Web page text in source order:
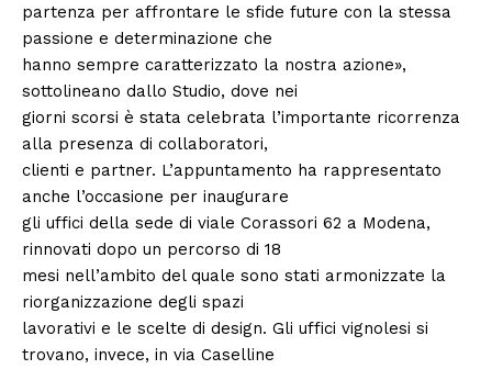
partenza per affrontare le sfide future con la stessa
passione e determinazione che
hanno sempre caratterizzato la nostra azione»,
sottolineano dallo Studio, dove nei
giorni scorsi è stata celebrata l’importante ricorrenza
alla presenza di collaboratori,
clienti e partner. L’appuntamento ha rappresentato
anche l’occasione per inaugurare
gli uffici della sede di viale Corassori 62 a Modena,
rinnovati dopo un percorso di 18
mesi nell’ambito del quale sono stati armonizzate la
riorganizzazione degli spazi
lavorativi e le scelte di design. Gli uffici vignolesi si
trovano, invece, in via Caselline